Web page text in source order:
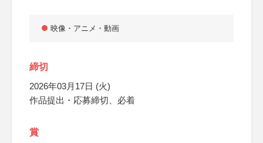
映像・アニメ・動画
締切
2026年03月17日 (火)
作品提出・応募締切、必着
賞